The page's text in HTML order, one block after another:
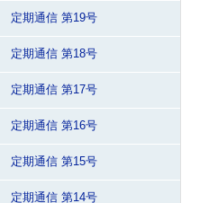
定期通信 第19号
定期通信 第18号
定期通信 第17号
定期通信 第16号
定期通信 第15号
定期通信 第14号